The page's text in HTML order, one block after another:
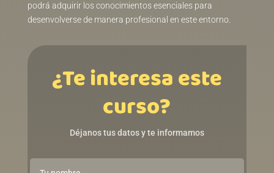
podrá adquirir los conocimientos esenciales para
desenvolverse de manera profesional en este entorno.
¿Te interesa este
curso?
Déjanos tus datos y te informamos